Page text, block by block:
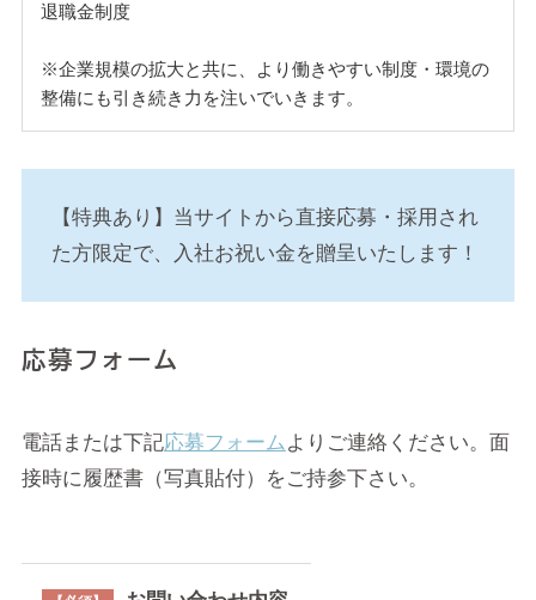
退職金制度
※企業規模の拡大と共に、より働きやすい制度・環境の
整備にも引き続き力を注いでいきます。
【特典あり】当サイトから直接応募・採用され
た方限定で、入社お祝い金を贈呈いたします！
応募フォーム
電話または下記応募フォームよりご連絡ください。面
接時に履歴書（写真貼付）をご持参下さい。